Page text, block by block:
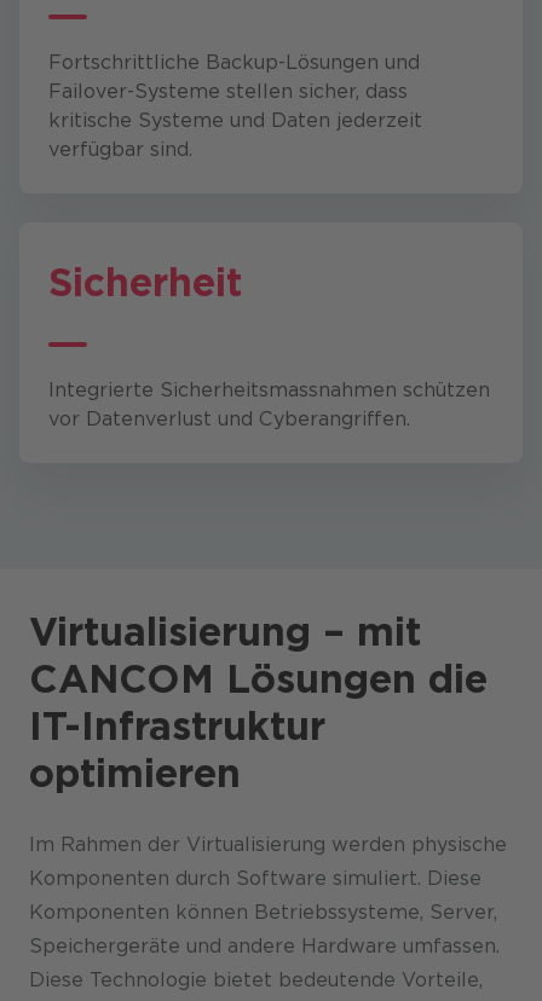
Fortschrittliche Backup-Lösungen und
Failover-Systeme stellen sicher, dass
kritische Systeme und Daten jederzeit
verfügbar sind.
Sicherheit
Integrierte Sicherheitsmassnahmen schützen
vor Datenverlust und Cyberangriffen.
Virtualisierung – mit
CANCOM Lösungen die
IT-Infrastruktur
optimieren
Im Rahmen der Virtualisierung werden physische
Komponenten durch Software simuliert. Diese
Komponenten können Betriebssysteme, Server,
Speichergeräte und andere Hardware umfassen.
Diese Technologie bietet bedeutende Vorteile,